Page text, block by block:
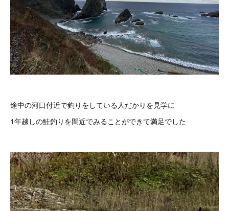
途中の河口付近で釣りをしている人だかりを見学に
1年越しの鮭釣りを間近でみることができて満足でした